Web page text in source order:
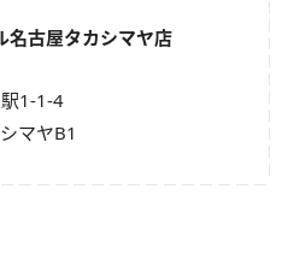
名古屋タカシマヤ店
1-1-4
マヤB1